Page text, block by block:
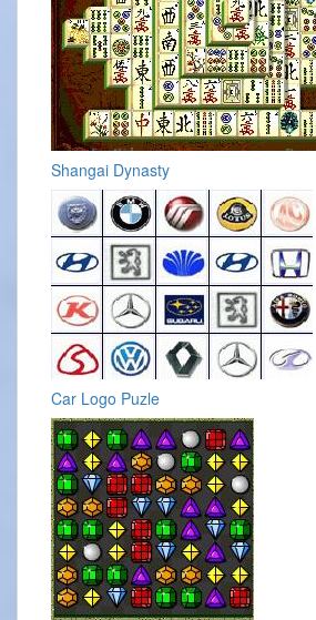
Shangai Dynasty
Car Logo Puzle